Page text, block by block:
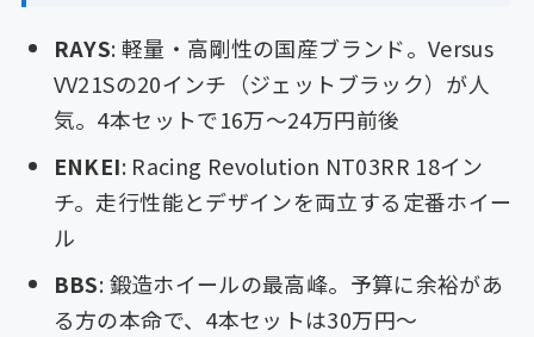
RAYS: 軽量・高剛性の国産ブランド。Versus
VV21Sの20インチ（ジェットブラック）が人
気。4本セットで16万〜24万円前後
ENKEI: Racing Revolution NT03RR 18イン
チ。走行性能とデザインを両立する定番ホイー
ル
BBS: 鍛造ホイールの最高峰。予算に余裕があ
る方の本命で、4本セットは30万円〜